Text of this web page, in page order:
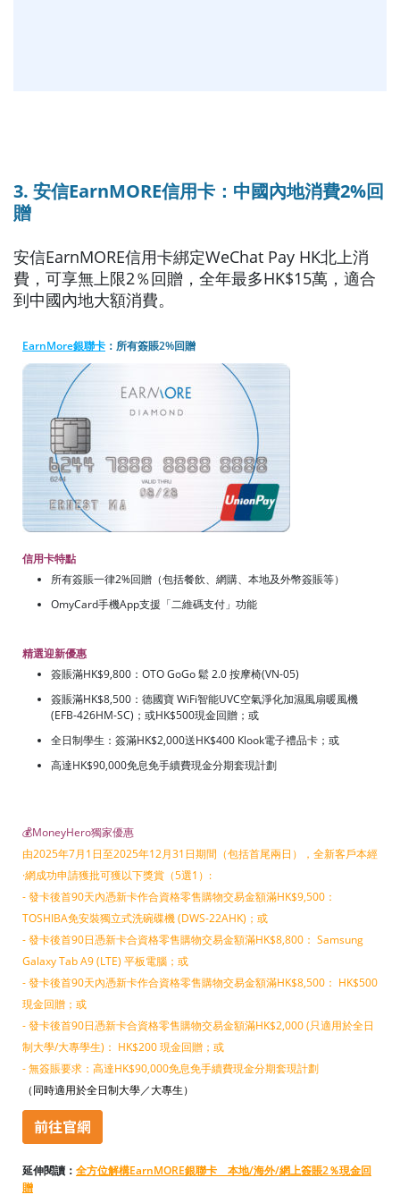
3. 安信EarnMORE信用卡：中國內地消費2%回
贈
安信EarnMORE信用卡綁定WeChat Pay HK北上消
費，可享無上限2％回贈，全年最多HK$15萬，適合
到中國內地大額消費。
EarnMore銀聯卡 ：所有簽賬2%回贈
信用卡特點
所有簽賬一律2%回贈（包括餐飲、網購、本地及外幣簽賬等）
OmyCard手機App支援「二維碼支付」功能
精選迎新優惠
簽賬滿HK$9,800：OTO GoGo 鬆 2.0 按摩椅(VN-05)
簽賬滿HK$8,500：德國寶 WiFi智能UVC空氣淨化加濕風扇暖風機
(EFB-426HM-SC)；或HK$500現金回贈；或
全日制學生：簽滿HK$2,000送HK$400 Klook電子禮品卡；或
高達HK$90,000免息免手續費現金分期套現計劃
💰MoneyHero獨家優惠
由2025年7月1日至2025年12月31日期間（包括首尾兩日）， 全新客戶本經
·網成功申請獲批可獲以下獎賞（5選1）:
- 發卡後首90天內憑新卡作合資格零售購物交易金額滿HK$9,500：
TOSHIBA免安裝獨立式洗碗碟機 (DWS-22AHK)；或
- 發卡後首90日憑新卡合資格零售購物交易金額滿HK$8,800： Samsung
Galaxy Tab A9 (LTE) 平板電腦；或
- 發卡後首90天內憑新卡作合資格零售購物交易金額滿HK$8,500： HK$500
現金回贈；或
- 發卡後首90日憑新卡合資格零售購物交易金額滿HK$2,000 (只適用於全日
制大學/大專學生)： HK$200 現金回贈；或
- 無簽賬要求：高達HK$90,000免息免手續費現金分期套現計劃
（同時適用於全日制大學／大專生）
延伸閱讀： 全方位解構EarnMORE銀聯卡 本地/海外/網上簽賬2％現金回
贈